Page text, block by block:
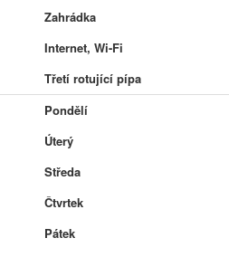
Zahrádka
Internet, Wi-Fi
Třetí rotující pípa
Pondělí
Úterý
Středa
Čtvrtek
Pátek